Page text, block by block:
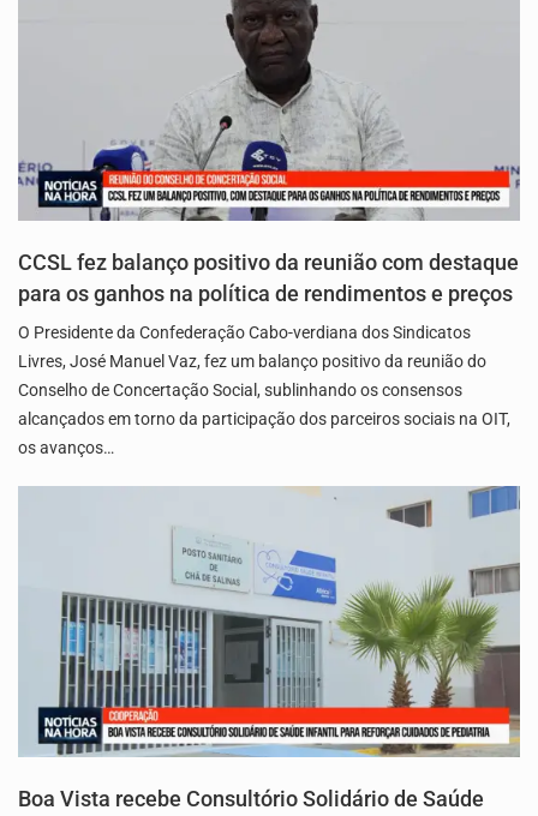
CCSL fez balanço positivo da reunião com destaque
para os ganhos na política de rendimentos e preços
O Presidente da Confederação Cabo-verdiana dos Sindicatos
Livres, José Manuel Vaz, fez um balanço positivo da reunião do
Conselho de Concertação Social, sublinhando os consensos
alcançados em torno da participação dos parceiros sociais na OIT,
os avanços…
Boa Vista recebe Consultório Solidário de Saúde